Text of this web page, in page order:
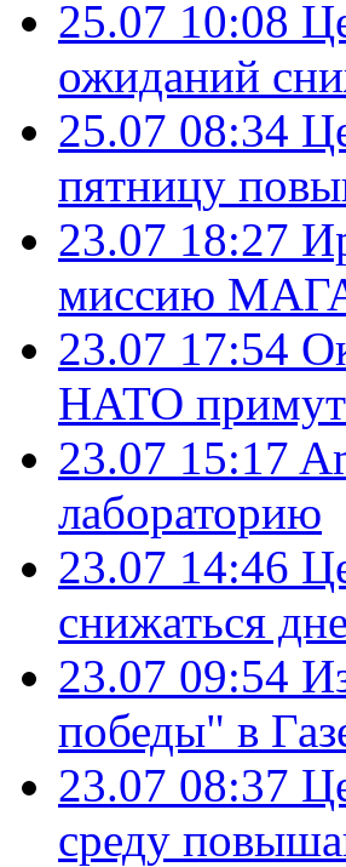
25.07 10:08
ожиданий
25.07 08:34
пятницу
23.07 18:27
миссию
23.07 17:54
НАТО примут
23.07 15:17
лабораторию
23.07 14:46
снижаться
23.07 09:54
победы" в
23.07 08:37
среду